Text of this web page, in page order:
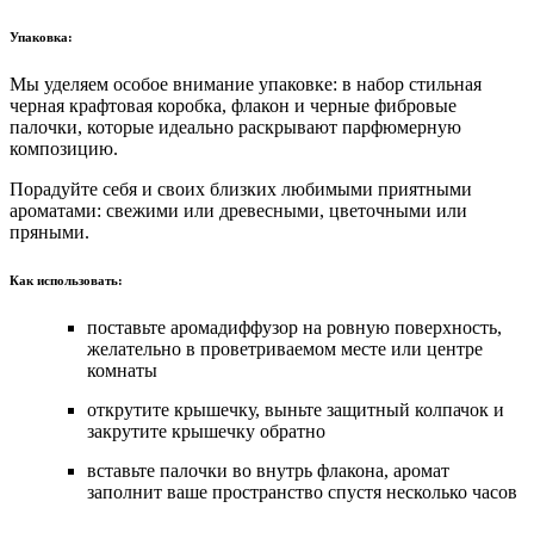
Упаковка:
Мы уделяем особое внимание упаковке: в набор стильная
черная крафтовая коробка, флакон и черные фибровые
палочки, которые идеально раскрывают парфюмерную
композицию.
Порадуйте себя и своих близких любимыми приятными
ароматами: свежими или древесными, цветочными или
пряными.
Как использовать:
поставьте аромадиффузор на ровную поверхность,
желательно в проветриваемом месте или центре
комнаты
открутите крышечку, выньте защитный колпачок и
закрутите крышечку обратно
вставьте палочки во внутрь флакона, аромат
заполнит ваше пространство спустя несколько часов